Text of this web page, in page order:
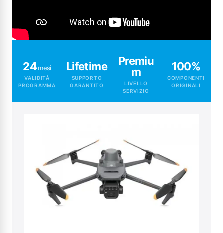
24mesi
VALIDITÀ
PROGRAMMA
Lifetime
SUPPORTO
GARANTITO
Premiu
m
LIVELLO
SERVIZIO
100%
COMPONENTI
ORIGINALI